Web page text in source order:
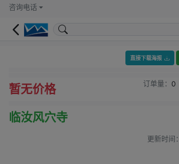
咨询电话
直接下载海报
暂无价格 订单量： 0
临汝风穴寺
更新时间：